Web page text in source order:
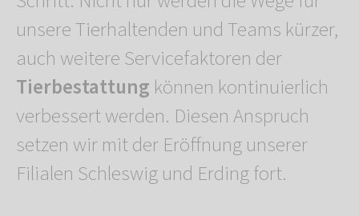
unsere Tierhaltenden und Teams kürzer,
auch weitere Servicefaktoren der
Tierbestattung können kontinuierlich
verbessert werden. Diesen Anspruch
setzen wir mit der Eröffnung unserer
Filialen Schleswig und Erding fort.